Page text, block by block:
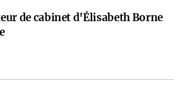
de cabinet d'Élisabeth Borne